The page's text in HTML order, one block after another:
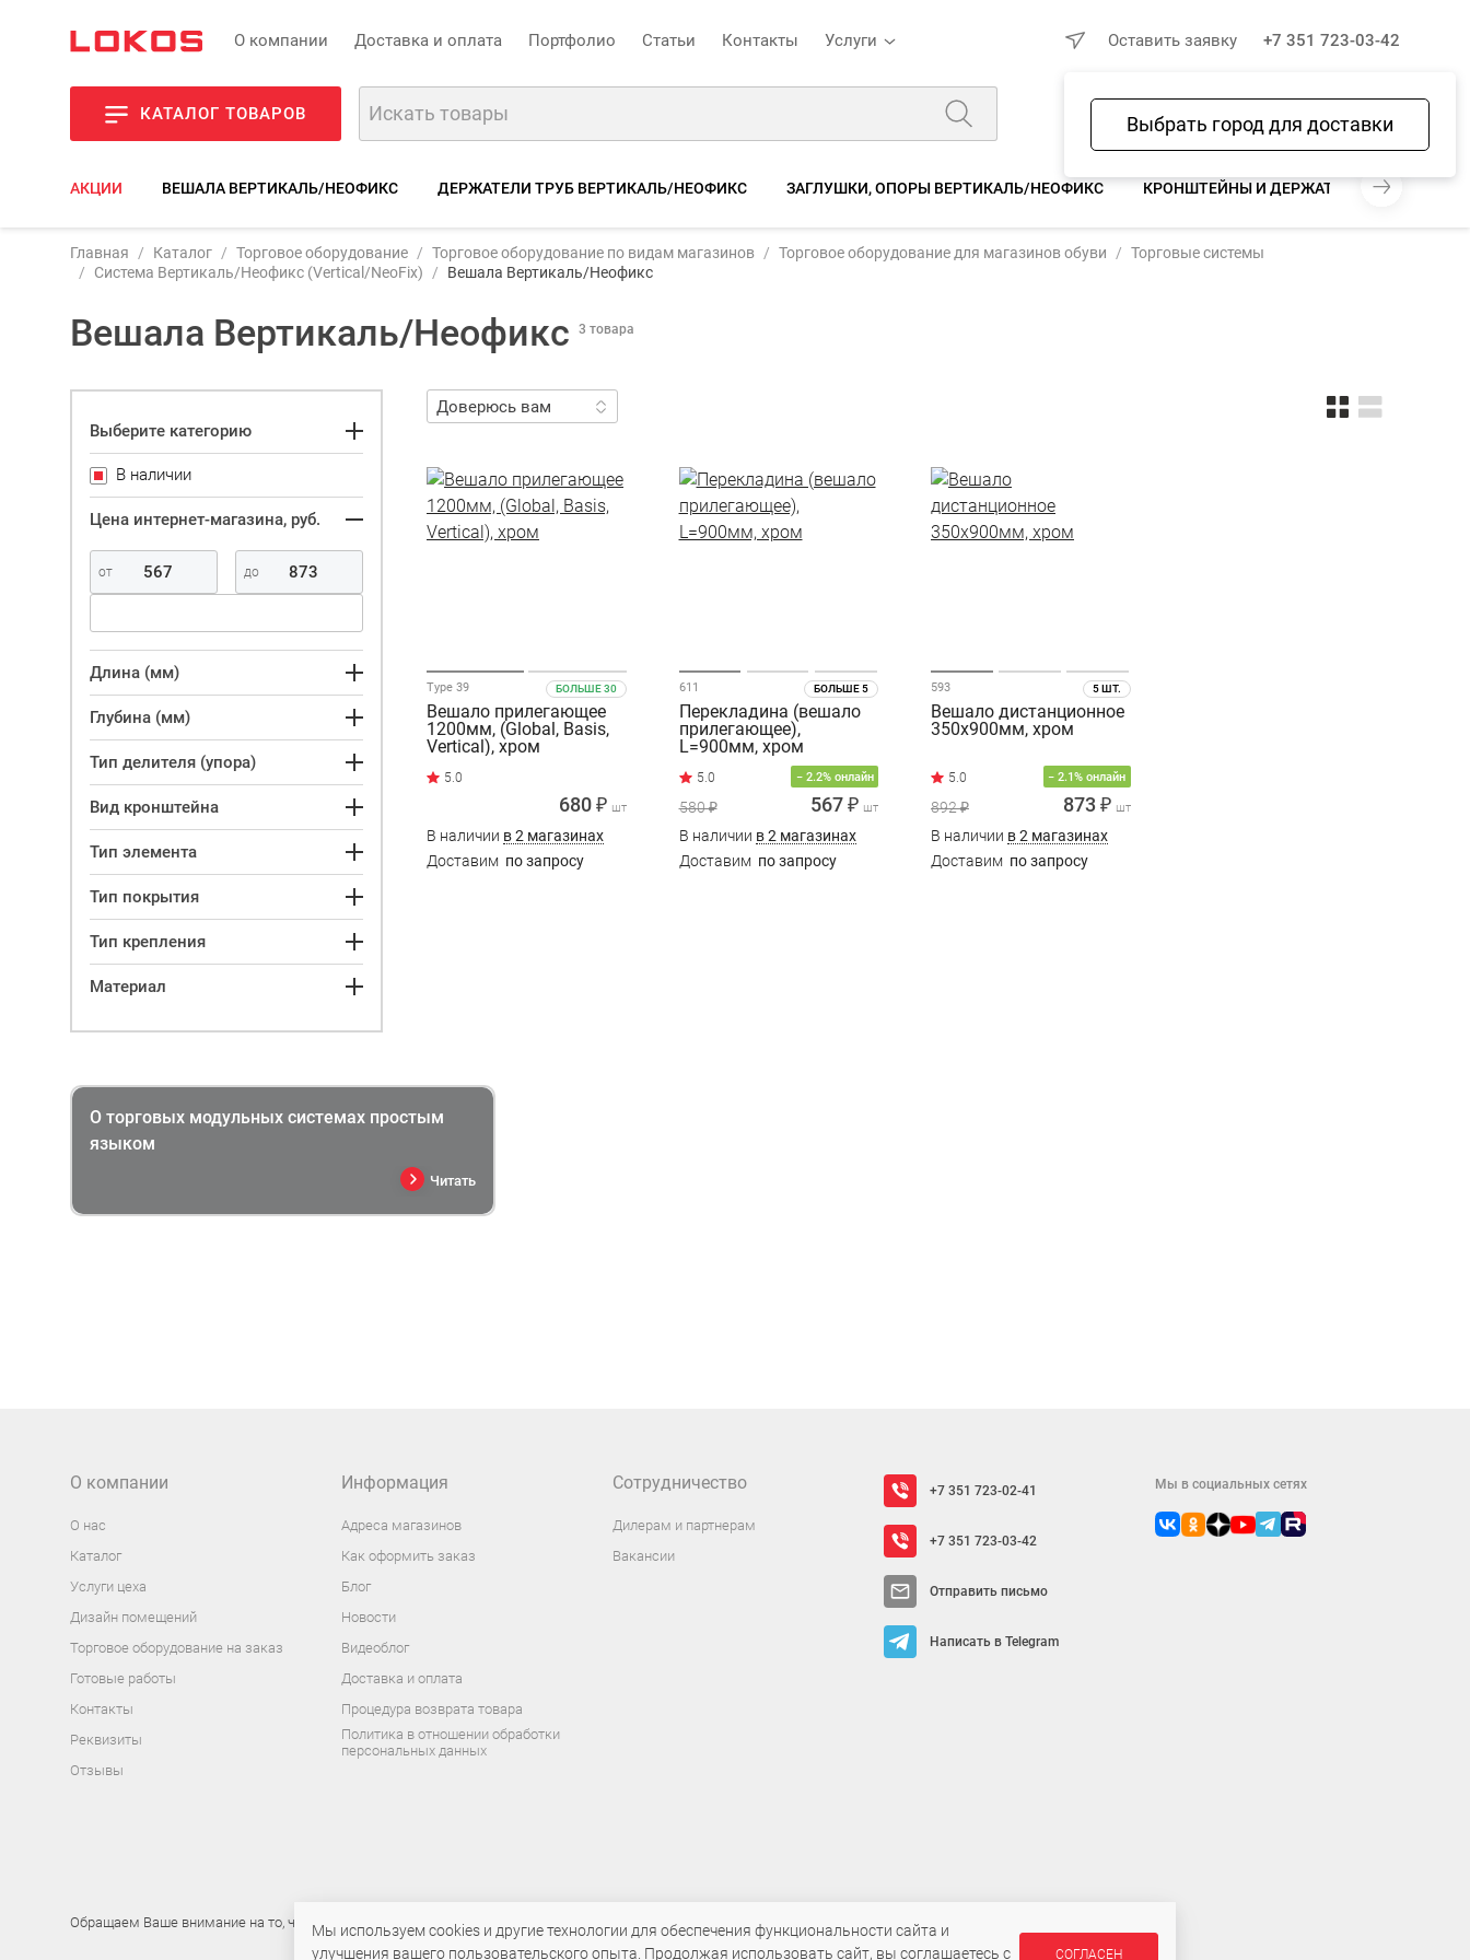
О компании Доставка и оплата Портфолио Статьи Контакты Услуги
Выбрать город для доставки
Оставить заявку +7 351 723-03-42
КАТАЛОГ ТОВАРОВ
Избранное Сравнение Корзина
АКЦИИ ВЕШАЛА ВЕРТИКАЛЬ/НЕОФИКС ДЕРЖАТЕЛИ ТРУБ ВЕРТИКАЛЬ/НЕОФИКС ЗАГЛУШКИ, ОПОРЫ ВЕРТИКАЛЬ/НЕОФИКС КРОНШТЕЙНЫ И ДЕРЖАТЕЛИ ВЕРТИКАЛЬ
Главная Каталог Торговое оборудование Торговое оборудование по видам магазинов Торговое оборудование для магазинов обуви
Торговые системы
Система Вертикаль/Неофикс (Vertical/NeoFix)
Вешала Вертикаль/Неофикс
Вешала Вертикаль/Неофикс 3 товара
Выберите категорию
В наличии
Цена интернет-магазина, руб.
Длина (мм)
Глубина (мм)
Тип делителя (упора)
Вид кронштейна
Тип элемента
Тип покрытия
Тип крепления
Материал
БОЛЬШЕ 30
Type 39
Вешало прилегающее
1200мм, (Global, Basis,
Vertical), хром
680 ₽ шт
В наличии в 2 магазинах
Доставим по запросу
БОЛЬШЕ 5
611
Перекладина (вешало
прилегающее),
L=900мм, хром
− 2.2% онлайн
580 ₽ 567 ₽ шт
В наличии в 2 магазинах
Доставим по запросу
5 ШТ.
593
Вешало дистанционное
350х900мм, хром
− 2.1% онлайн
892 ₽ 873 ₽ шт
В наличии в 2 магазинах
Доставим по запросу
О торговых модульных системах простым
языком
Читать
О компании
О нас
Каталог
Услуги цеха
Дизайн помещений
Торговое оборудование на заказ
Готовые работы
Контакты
Реквизиты
Отзывы
Информация
Адреса магазинов
Как оформить заказ
Блог
Новости
Видеоблог
Доставка и оплата
Процедура возврата товара
Политика в отношении обработки
персональных данных
Сотрудничество
Дилерам и партнерам
Вакансии
+7 351 723-02-41
+7 351 723-03-42
Отправить письмо
Написать в Telegram
Мы в социальных сетях
Обращаем Ваше внимание на то, что данный интернет-сайт носит исключительно информационный характер и ни при каких условиях не является публичной офертой
Мы используем cookies и другие технологии для обеспечения функциональности сайта и
улучшения вашего пользовательского опыта. Продолжая использовать сайт, вы соглашаетесь с
СОГЛАСЕН